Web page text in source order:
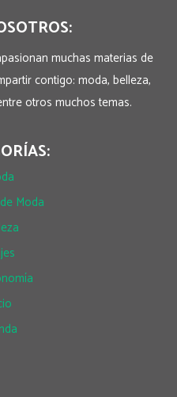
muchas materias de
contigo: moda, belleza,
otros muchos temas.
Moda